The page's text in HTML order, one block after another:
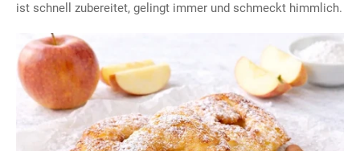
ist schnell zubereitet, gelingt immer und schmeckt himmlich.